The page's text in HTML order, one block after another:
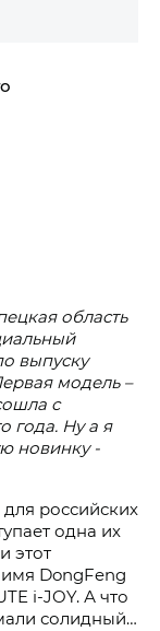
область
выпуску
модель –
с
года. Ну а я
новинку -
российских
одна их
этот
DongFeng
i‑JOY. А что
солидный…